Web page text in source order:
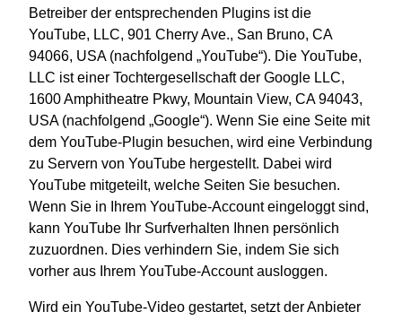
Betreiber der entsprechenden Plugins ist die
YouTube, LLC, 901 Cherry Ave., San Bruno, CA
94066, USA (nachfolgend „YouTube“). Die YouTube,
LLC ist einer Tochtergesellschaft der Google LLC,
1600 Amphitheatre Pkwy, Mountain View, CA 94043,
USA (nachfolgend „Google“). Wenn Sie eine Seite mit
dem YouTube-Plugin besuchen, wird eine Verbindung
zu Servern von YouTube hergestellt. Dabei wird
YouTube mitgeteilt, welche Seiten Sie besuchen.
Wenn Sie in Ihrem YouTube-Account eingeloggt sind,
kann YouTube Ihr Surfverhalten Ihnen persönlich
zuzuordnen. Dies verhindern Sie, indem Sie sich
vorher aus Ihrem YouTube-Account ausloggen.
Wird ein YouTube-Video gestartet, setzt der Anbieter